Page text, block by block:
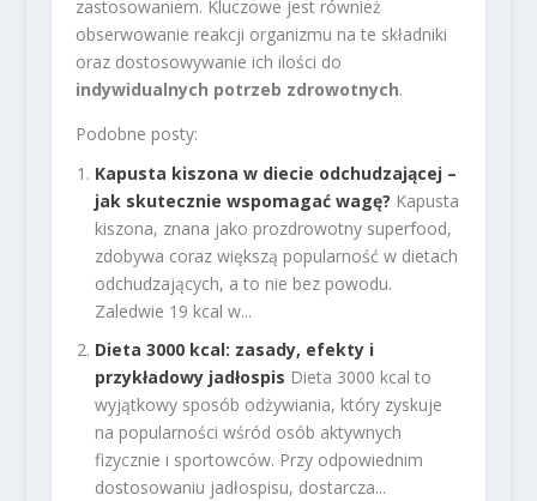
zastosowaniem. Kluczowe jest również
obserwowanie reakcji organizmu na te składniki
oraz dostosowywanie ich ilości do
indywidualnych potrzeb zdrowotnych.
Podobne posty:
Kapusta kiszona w diecie odchudzającej –
jak skutecznie wspomagać wagę? Kapusta
kiszona, znana jako prozdrowotny superfood,
zdobywa coraz większą popularność w dietach
odchudzających, a to nie bez powodu.
Zaledwie 19 kcal w...
Dieta 3000 kcal: zasady, efekty i
przykładowy jadłospis Dieta 3000 kcal to
wyjątkowy sposób odżywiania, który zyskuje
na popularności wśród osób aktywnych
fizycznie i sportowców. Przy odpowiednim
dostosowaniu jadłospisu, dostarcza...